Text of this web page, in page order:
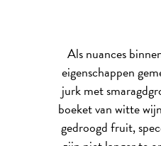
Als nuances
eigenschappen
jurk met
boeket van witte
gedroogd fruit,